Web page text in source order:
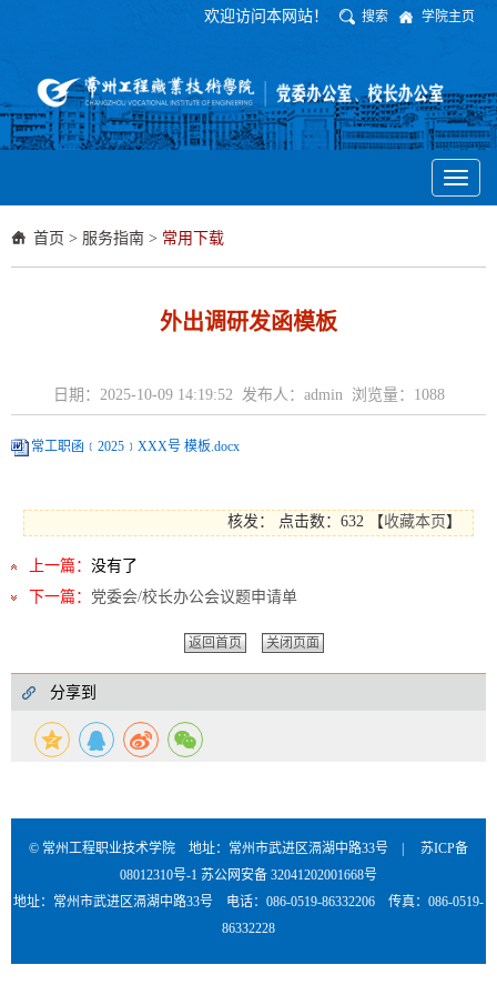
欢迎访问本网站！ 搜索 学院主页
Toggle
首页 > 服务指南 > 常用下载
外出调研发函模板
日期：2025-10-09 14:19:52 发布人：admin 浏览量： 1088
常工职函﹝2025﹞XXX号 模板.docx
核发： 点击数：632 【收藏本页】
上一篇： 没有了
下一篇： 党委会/校长办公会议题申请单
返回首页 关闭页面
分享到
© 常州工程职业技术学院 地址：常州市武进区滆湖中路33号 | 苏ICP备
08012310号-1 苏公网安备 32041202001668号
地址：常州市武进区滆湖中路33号 电话：086-0519-86332206 传真：086-0519-
86332228